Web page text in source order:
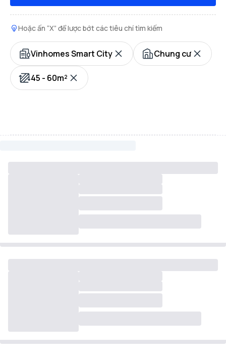
Hoặc ấn “X” để lược bớt các tiêu chí tìm kiếm
Vinhomes Smart City Chung cư
45 - 60m²